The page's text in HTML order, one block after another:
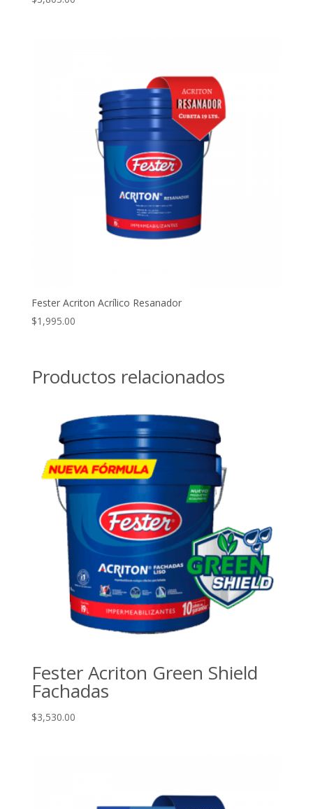
Fester Acriton Acrílico Resanador
$1,995.00
Productos relacionados
Fester Acriton Green Shield
Fachadas
$3,530.00